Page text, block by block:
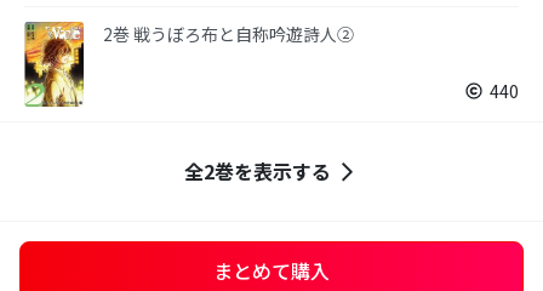
2巻 戦うぼろ布と自称吟遊詩人②
440
全2巻を表示する
まとめて購入